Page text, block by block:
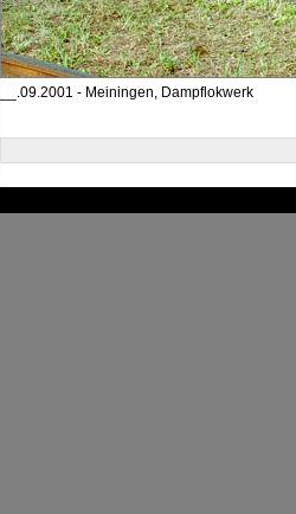
__.09.2001 - Meiningen, Dampflokwerk